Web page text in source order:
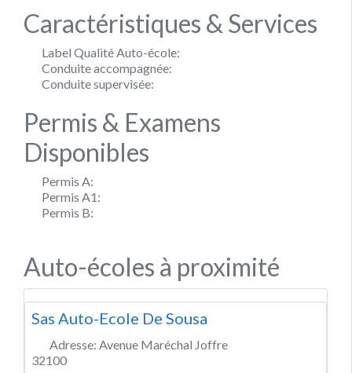
Caractéristiques & Services
Label Qualité Auto-école:
Conduite accompagnée:
Conduite supervisée:
Permis & Examens
Disponibles
Permis A:
Permis A1:
Permis B:
Auto-écoles à proximité
Sas Auto-Ecole De Sousa
Adresse: Avenue Maréchal Joffre
32100